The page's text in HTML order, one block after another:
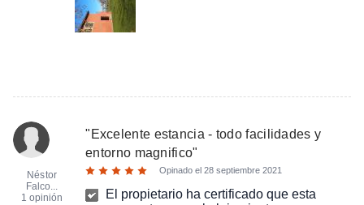
Néstor
Falco...
1 opinión
" Excelente estancia - todo facilidades y
entorno magnifico"
Opinado el28 septiembre 2021
El propietario ha certificado que esta